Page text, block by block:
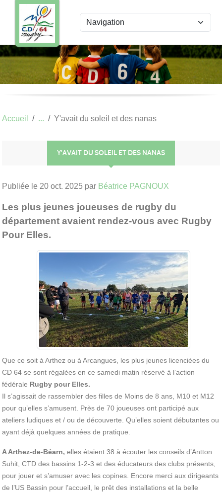
Accueil Y'avait du soleil et des nanas
Y'AVAIT DU SOLEIL ET DES NANAS
Publiée le 20 oct. 2025 par Béatrice PAGNOUX
Les plus jeunes joueuses de rugby du
département avaient rendez-vous avec Rugby
Pour Elles.
Que ce soit à Arthez ou à Arcangues, les plus jeunes licenciées du
CD 64 se sont régalées en ce samedi matin réservé à l’action
fédérale Rugby pour Elles.
Il s’agissait de rassembler des filles de Moins de 8 ans, M10 et M12
pour qu’elles s’amusent. Près de 70 joueuses ont participé aux
ateliers ludiques et / ou de découverte. Qu’elles soient débutantes ou
ayant déjà quelques années de pratique.
A Arthez-de-Béarn, elles étaient 38 à écouter les conseils d’Antton
Suhit, CTD des bassins 1-2-3 et des éducateurs des clubs présents,
pour jouer et s’amuser avec les copines. Encore merci aux dirigeants
de l’US Bassin pour l’accueil, le prêt des installations et la belle
Panneau de gestion des cookies